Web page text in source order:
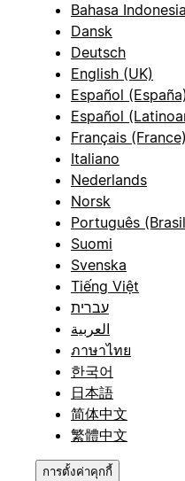
Bahasa Indonesia
Dansk
Deutsch
English (UK)
Español (España)
Español
Français (France)
Italiano
Nederlands
Norsk
Português
Suomi
Svenska
Tiếng Việt
עברית
العربية
ภาษาไทย
한국어
日本語
简体中文
繁體中文
การตั้งค่าคุกกี้